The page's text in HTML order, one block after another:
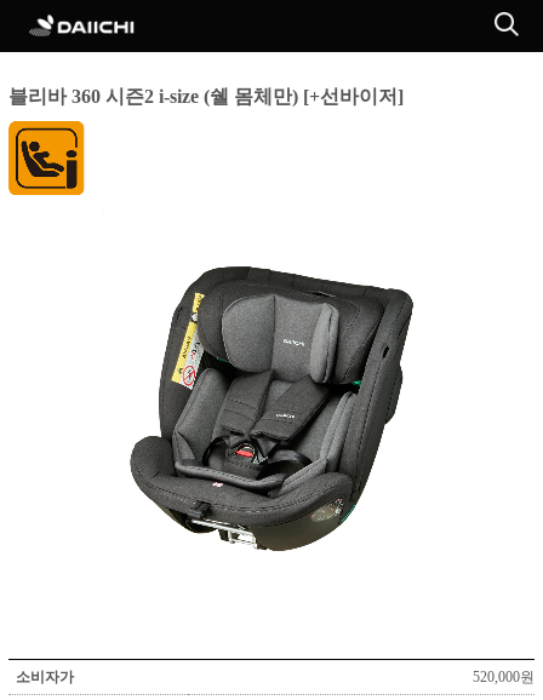
블리바 360 시즌2 i-size (쉘 몸체만) [+선바이저]
소비자가 520,000원